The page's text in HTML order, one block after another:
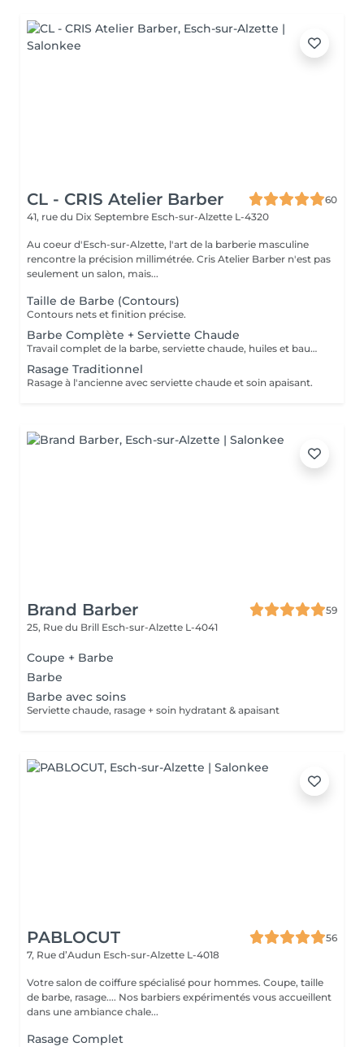
CL - CRIS Atelier Barber
60
41, rue du Dix Septembre Esch-sur-Alzette L-4320
Au coeur d'Esch-sur-Alzette, l'art de la barberie masculine
rencontre la précision millimétrée. Cris Atelier Barber n'est pas
seulement un salon, mais...
Taille de Barbe (Contours)
Contours nets et finition précise.
Barbe Complète + Serviette Chaude
Travail complet de la barbe, serviette chaude, huiles et baume.
Rasage Traditionnel
Rasage à l'ancienne avec serviette chaude et soin apaisant.
Brand Barber
59
25, Rue du Brill Esch-sur-Alzette L-4041
Coupe + Barbe
Barbe
Barbe avec soins
Serviette chaude, rasage + soin hydratant & apaisant
PABLOCUT
56
7, Rue d’Audun Esch-sur-Alzette L-4018
Votre salon de coiffure spécialisé pour hommes. Coupe, taille
de barbe, rasage.... Nos barbiers expérimentés vous accueillent
dans une ambiance chale...
Rasage Complet